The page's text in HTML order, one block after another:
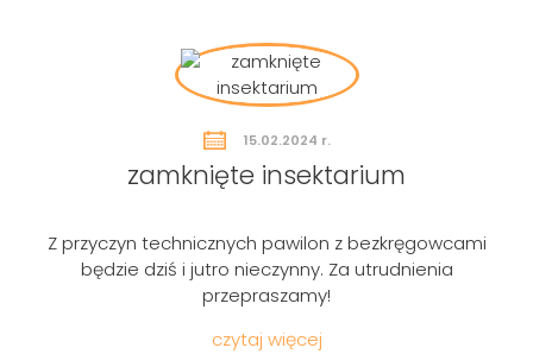
15.02.2024 r.
zamknięte insektarium
Z przyczyn technicznych pawilon z bezkręgowcami
będzie dziś i jutro nieczynny. Za utrudnienia
przepraszamy!
czytaj więcej